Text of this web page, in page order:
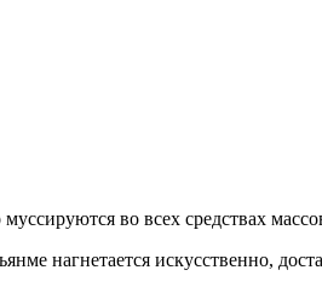
во всех средствах
нагнетается искусственно,